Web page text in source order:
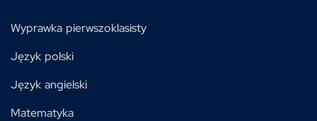
Wyprawka pierwszoklasisty
Język polski
Język angielski
Matematyka